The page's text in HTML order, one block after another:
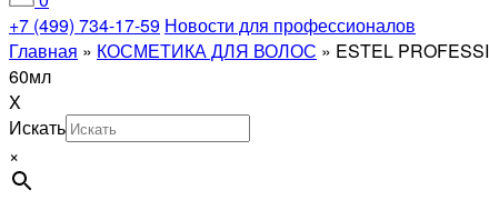
+7 (499) 734-17-59 Новости для профессионалов
Главная » КОСМЕТИКА ДЛЯ ВОЛОС » ESTEL
60мл
X
Искать
×